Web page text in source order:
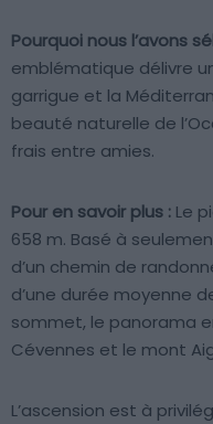
Pourquoi nous l’avons
emblématique délivre
garrigue et la
beauté naturelle de
frais entre amies.
Pour en savoir plus : Le
658 m. Basé à
d’un chemin de
d’une durée moyenne
sommet, le panorama
Cévennes et le mont
L’ascension est à